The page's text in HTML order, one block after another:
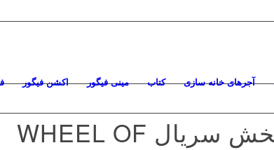
اکشن فیگور مینی فیگور کتاب آجرهای خانه سازی
زمان پخش سریال WHEEL OF